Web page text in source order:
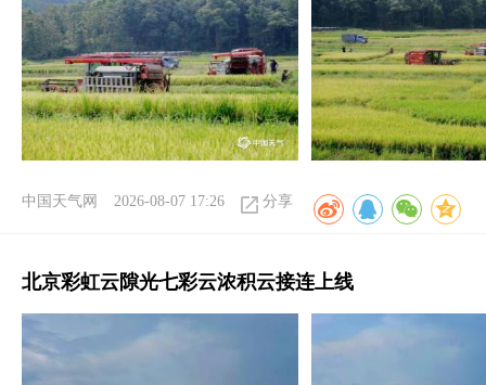
中国天气网 2026-08-07 17:26 分享
北京彩虹云隙光七彩云浓积云接连上线